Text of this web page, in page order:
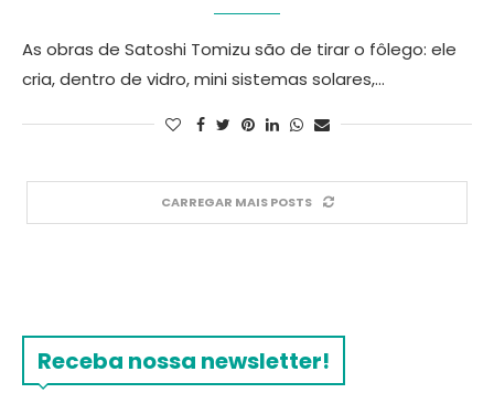
As obras de Satoshi Tomizu são de tirar o fôlego: ele
cria, dentro de vidro, mini sistemas solares,…
CARREGAR MAIS POSTS
Receba nossa newsletter!